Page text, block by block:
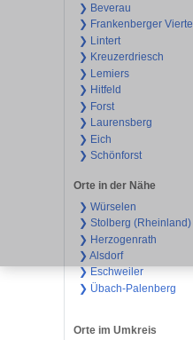
❯ Beverau
❯ Frankenberger Viertel
❯ Lintert
❯ Kreuzerdriesch
❯ Lemiers
❯ Hitfeld
❯ Forst
❯ Laurensberg
❯ Eich
❯ Schönforst
Orte in der Nähe
❯ Würselen
❯ Stolberg (Rheinland)
❯ Herzogenrath
❯ Alsdorf
❯ Eschweiler
❯ Übach-Palenberg
Orte im Umkreis